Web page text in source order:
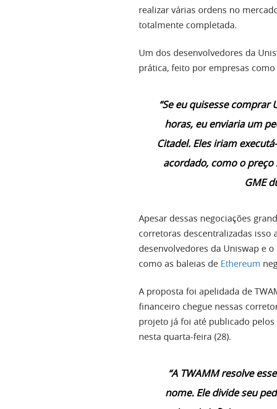
realizar várias ordens no
totalmente completada.
Um dos desenvolvedores da
prática, feito por empresas como
“Se eu quisesse comprar
horas, eu enviaria um
Citadel. Eles iriam
acordado, como o
GME
Apesar dessas negociações
corretoras descentralizadas isso
desenvolvedores da Uniswap e
como as baleias de Ethereum
A proposta foi apelidada de
financeiro chegue nessas
projeto já foi até publicado
nesta quarta-feira (28).
“A TWAMM resolve
nome. Ele divide seu